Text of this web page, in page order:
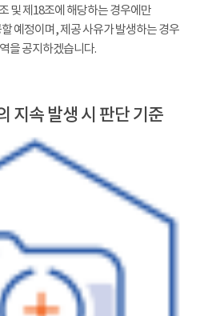
및 제18조에 해당하는 경우에만
예정이며, 제공 사유가 발생하는 경우
을 공지하겠습니다.
지속 발생 시 판단 기준